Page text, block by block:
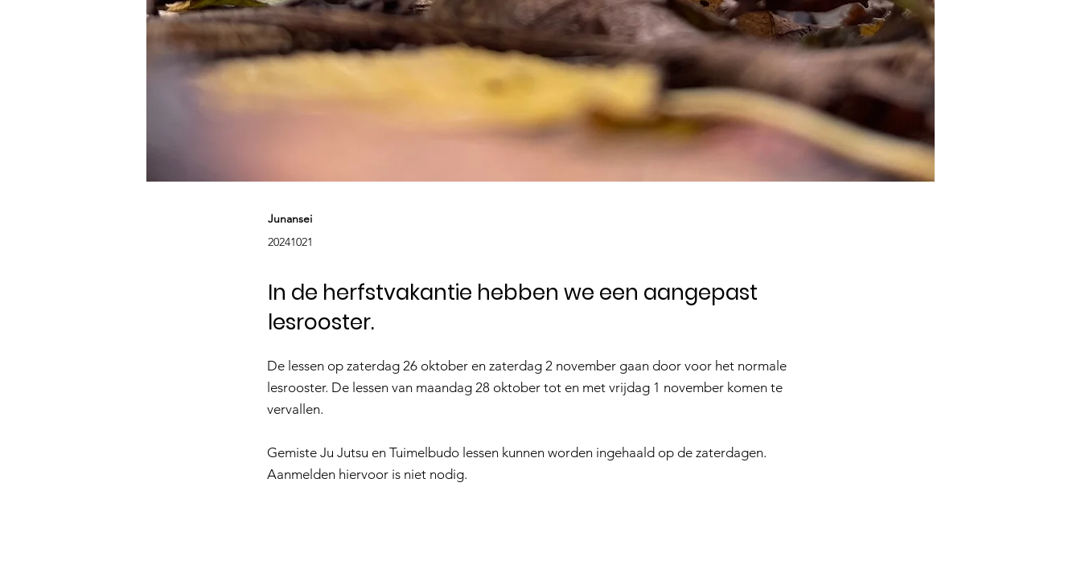
Junansei
20241021
In de herfstvakantie hebben we een aangepast
lesrooster.
De lessen op zaterdag 26 oktober en zaterdag 2 november gaan door voor het normale
lesrooster. De lessen van maandag 28 oktober tot en met vrijdag 1 november komen te
vervallen.
Gemiste Ju Jutsu en Tuimelbudo lessen kunnen worden ingehaald op de zaterdagen.
Aanmelden hiervoor is niet nodig.